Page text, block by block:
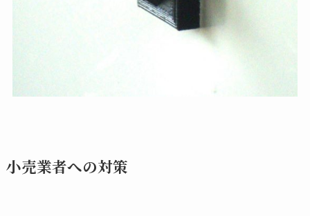
小売業者への対策